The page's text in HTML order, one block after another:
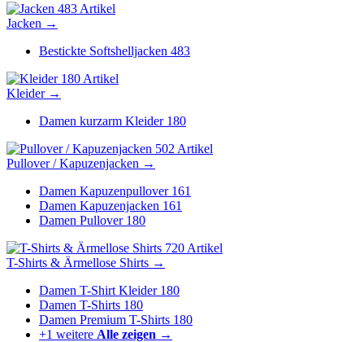
483 Artikel
Jacken →
Bestickte Softshelljacken 483
180 Artikel
Kleider →
Damen kurzarm Kleider 180
502 Artikel
Pullover / Kapuzenjacken →
Damen Kapuzenpullover 161
Damen Kapuzenjacken 161
Damen Pullover 180
720 Artikel
T-Shirts & Ärmellose Shirts →
Damen T-Shirt Kleider 180
Damen T-Shirts 180
Damen Premium T-Shirts 180
+1 weitere Alle zeigen →